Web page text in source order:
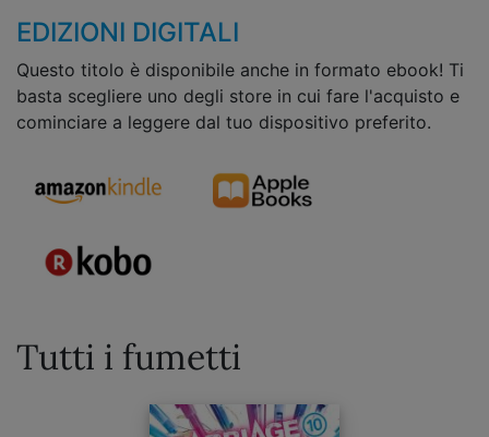
EDIZIONI DIGITALI
Questo titolo è disponibile anche in formato ebook! Ti
basta scegliere uno degli store in cui fare l'acquisto e
cominciare a leggere dal tuo dispositivo preferito.
Tutti i fumetti